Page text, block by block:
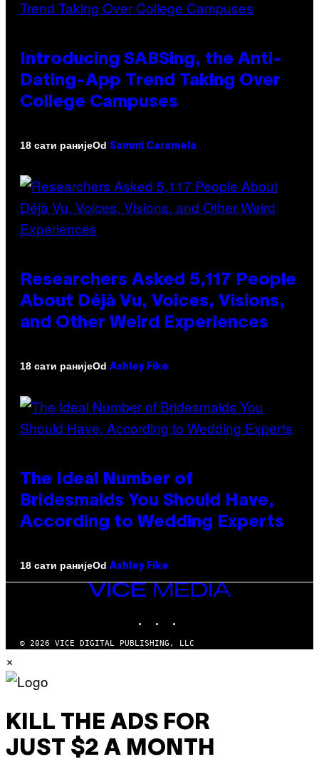
Introducing SABSing, the Anti-
Dating-App Trend Taking Over
College Campuses
18 сати ранијеOd Sammi Caramela
Researchers Asked 5,117 People
About Déjà Vu, Voices, Visions,
and Other Weird Experiences
18 сати ранијеOd Ashley Fike
The Ideal Number of
Bridesmaids You Should Have,
According to Wedding Experts
18 сати ранијеOd Ashley Fike
VICE
MEDIA
© 2026 VICE DIGITAL PUBLISHING, LLC
×
KILL THE ADS FOR
JUST $2 A MONTH